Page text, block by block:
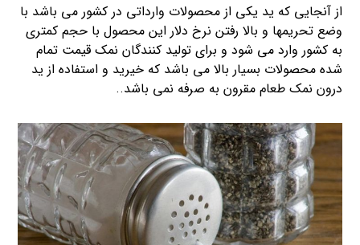
از آنجایی که ید یکی از محصولات وارداتی در کشور می باشد با
وضع تحریمها و بالا رفتن نرخ دلار این محصول با حجم کمتری
به کشور وارد می شود و برای تولید کنندگان نمک قیمت تمام
شده محصولات بسیار بالا می باشد که خیرید و استفاده از ید
درون نمک طعام مقرون به صرفه نمی باشد..